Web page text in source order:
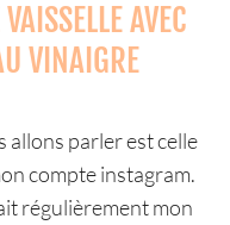
AVEC
VINAIGRE
allons parler est celle
compte instagram.
régulièrement mon